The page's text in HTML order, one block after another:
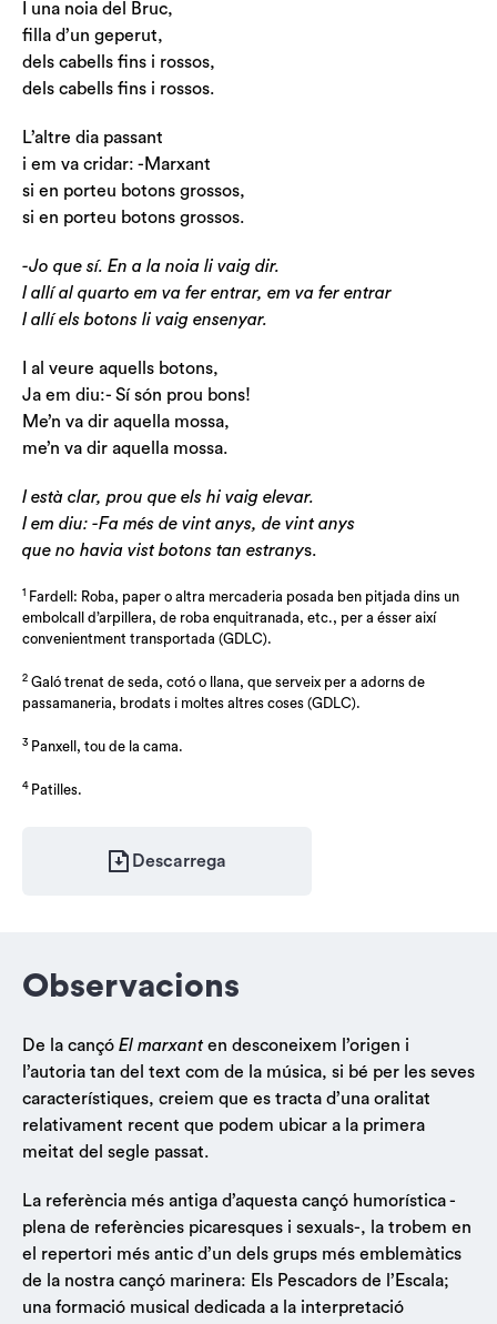
I una noia del Bruc,
filla d’un geperut,
dels cabells fins i rossos,
dels cabells fins i rossos.
L’altre dia passant
i em va cridar: -Marxant
si en porteu botons grossos,
si en porteu botons grossos.
-Jo que sí. En a la noia li vaig dir.
I allí al quarto em va fer entrar, em va fer entrar
I allí els botons li vaig ensenyar.
I al veure aquells botons,
Ja em diu:- Sí són prou bons!
Me’n va dir aquella mossa,
me’n va dir aquella mossa.
I està clar, prou que els hi vaig elevar.
I em diu: -Fa més de vint anys, de vint anys
que no havia vist botons tan estranys.
1 Fardell: Roba, paper o altra mercaderia posada ben pitjada dins un
embolcall d’arpillera, de roba enquitranada, etc., per a ésser així
convenientment transportada (GDLC).
2 Galó trenat de seda, cotó o llana, que serveix per a adorns de
passamaneria, brodats i moltes altres coses (GDLC).
3 Panxell, tou de la cama.
4 Patilles.
Descarrega
Observacions
De la cançó El marxanten desconeixem l’origen i
l’autoria tan del text com de la música, si bé per les seves
característiques, creiem que es tracta d’una oralitat
relativament recent que podem ubicar a la primera
meitat del segle passat.
La referència més antiga d’aquesta cançó humorística -
plena de referències picaresques i sexuals-, la trobem en
el repertori més antic d’un dels grups més emblemàtics
de la nostra cançó marinera: Els Pescadors de l’Escala;
una formació musical dedicada a la interpretació